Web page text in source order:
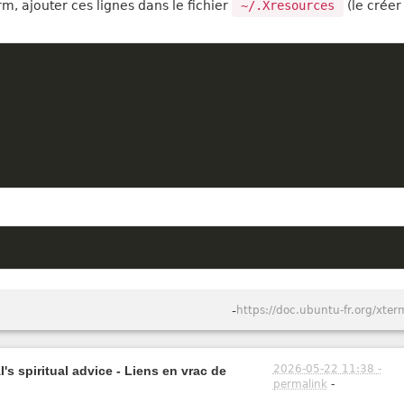
ajouter ces lignes dans le fichier
~/.Xresources (le créer
-https://doc.ubuntu-fr.org/
spiritual advice - Liens en vrac de
2026-05-22 11:38 -
permalink -